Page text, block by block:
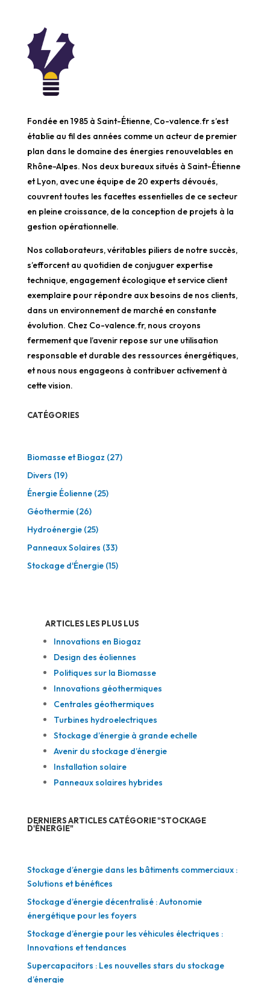
Fondée en 1985 à Saint-Étienne, Co-valence.fr s’est
établie au fil des années comme un acteur de premier
plan dans le domaine des énergies renouvelables en
Rhône-Alpes. Nos deux bureaux situés à Saint-Étienne
et Lyon, avec une équipe de 20 experts dévoués,
couvrent toutes les facettes essentielles de ce secteur
en pleine croissance, de la conception de projets à la
gestion opérationnelle.
Nos collaborateurs, véritables piliers de notre succès,
s’efforcent au quotidien de conjuguer expertise
technique, engagement écologique et service client
exemplaire pour répondre aux besoins de nos clients,
dans un environnement de marché en constante
évolution. Chez Co-valence.fr, nous croyons
fermement que l’avenir repose sur une utilisation
responsable et durable des ressources énergétiques,
et nous nous engageons à contribuer activement à
cette vision.
CATÉGORIES
Biomasse et Biogaz (27)
Divers (19)
Énergie Éolienne(25)
Géothermie(26)
Hydroénergie(25)
Panneaux Solaires (33)
Stockage d'Énergie(15)
ARTICLES LES PLUS LUS
Innovations en Biogaz
Design des éoliennes
Politiques sur la Biomasse
Innovations géothermiques
Centrales géothermiques
Turbines hydroelectriques
Stockage d’énergie à grande echelle
Avenir du stockage d’énergie
Installation solaire
Panneaux solaires hybrides
DERNIERS ARTICLES CATÉGORIE "STOCKAGE
D'ÉNERGIE"
Stockage d’énergie dans les bâtiments commerciaux :
Solutions et bénéfices
Stockage d’énergie décentralisé : Autonomie
énergétique pour les foyers
Stockage d’énergie pour les véhicules électriques :
Innovations et tendances
Supercapacitors : Les nouvelles stars du stockage
d’énergie